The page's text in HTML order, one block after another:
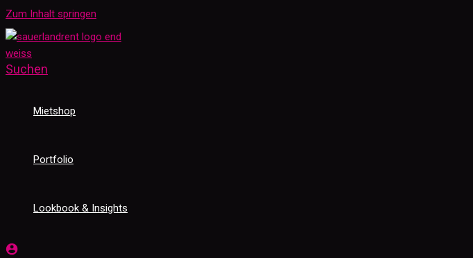
Zum Inhalt springen
Suchen
Mietshop
Portfolio
Lookbook & Insights